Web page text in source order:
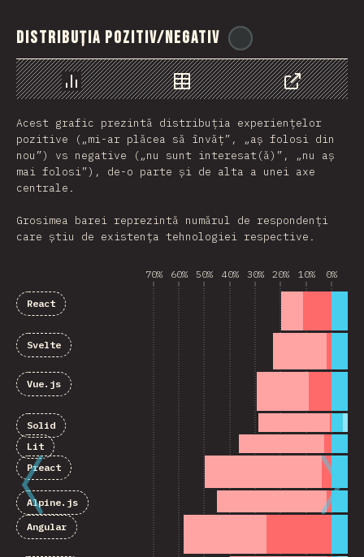
Distribuția pozitiv/negativ
Grafic Date
Share
Acest grafic prezintă distribuția experiențelor
pozitive („mi-ar plăcea să învăț”, „aș folosi din
nou”) vs negative („nu sunt interesat(ă)”, „nu aș
mai folosi”), de-o parte și de alta a unei axe
centrale.
Grosimea barei reprezintă numărul de respondenți
care știu de existența tehnologiei respective.
70% 60% 50% 40% 30% 20% 10% 0%
React
Svelte
Vue.js
Solid
Lit
Preact
Alpine.js
Angular